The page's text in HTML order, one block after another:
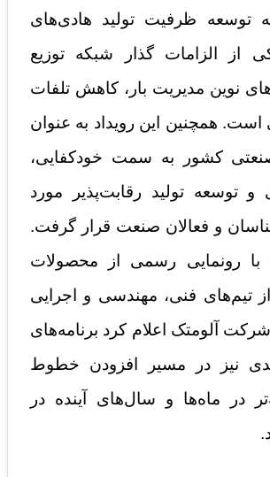
توسعه ظرفیت تولید هادی‌های
از الزامات گذار شبکه توزیع
نوین مدیریت بار، کاهش تلفات
است. همچنین این رویداد به عنوان
کشور به سمت خودکفایی،
و توسعه تولید رقابت‌پذیر مورد
و فعالان صنعت قرار گرفت.
با رونمایی رسمی از محصولات
تیم‌های فنی، مهندسی و اجرایی
آلومتک اعلام کرد برنامه‌های
نیز در مسیر افزودن خطوط
در ماه‌ها و سال‌های آینده در